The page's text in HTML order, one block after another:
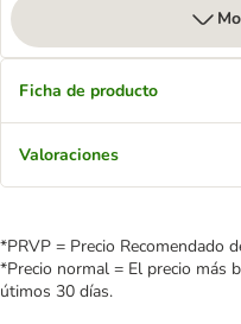
Ficha de producto
Valoraciones
*PRVP = Precio Recomendado
*Precio normal = El precio más
útimos 30 días.